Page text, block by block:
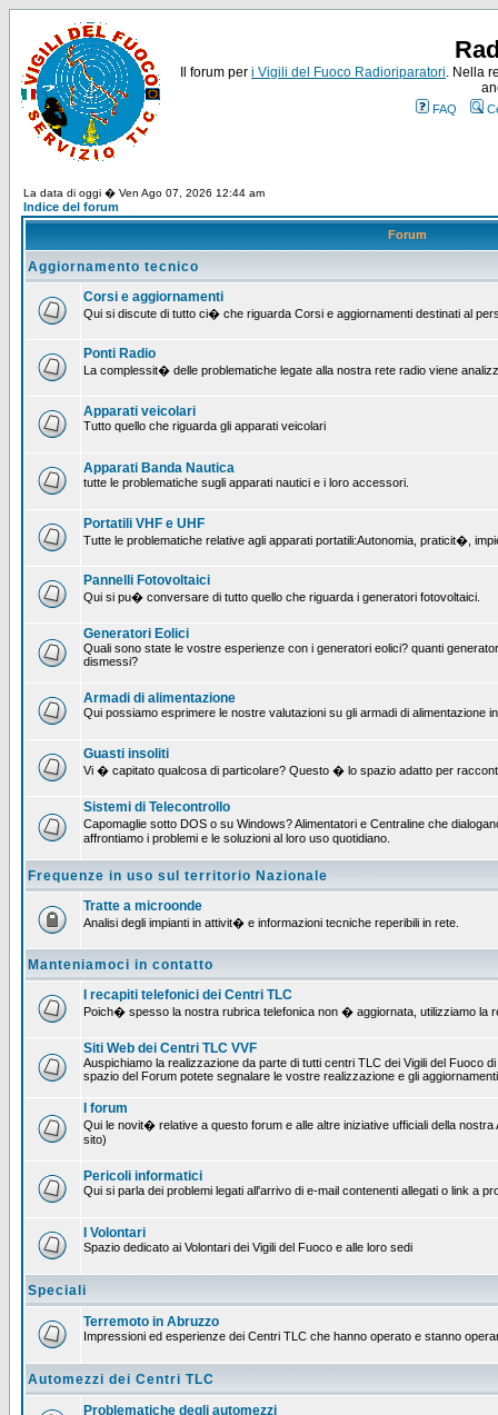
Il forum per i Vigili del Fuoco Radioriparatori. Nella
FAQ
La data di oggi � Ven Ago 07, 2026 12:44 am
Indice del forum
Forum
Aggiornamento tecnico
Corsi e aggiornamenti
Qui si discute di tutto ci� che riguarda Corsi e aggiornamenti destinati al
Ponti Radio
La complessit� delle problematiche legate alla nostra rete radio viene
Apparati veicolari
Tutto quello che riguarda gli apparati veicolari
Apparati Banda Nautica
tutte le problematiche sugli apparati nautici e i loro accessori.
Portatili VHF e UHF
Tutte le problematiche relative agli apparati portatili:Autonomia, praticit�,
Pannelli Fotovoltaici
Qui si pu� conversare di tutto quello che riguarda i generatori fotovoltaici.
Generatori Eolici
Quali sono state le vostre esperienze con i generatori eolici? quanti
dismessi?
Armadi di alimentazione
Qui possiamo esprimere le nostre valutazioni su gli armadi di alimentazione
Guasti insoliti
Vi � capitato qualcosa di particolare? Questo � lo spazio adatto per
Sistemi di Telecontrollo
Capomaglie sotto DOS o su Windows? Alimentatori e Centraline che
affrontiamo i problemi e le soluzioni al loro uso quotidiano.
Frequenze in uso sul territorio Nazionale
Tratte a microonde
Analisi degli impianti in attivit� e informazioni tecniche reperibili in rete.
Manteniamoci in contatto
I recapiti telefonici dei Centri TLC
Poich� spesso la nostra rubrica telefonica non � aggiornata, utilizziamo la
Siti Web dei Centri TLC VVF
Auspichiamo la realizzazione da parte di tutti centri TLC dei Vigili del Fuoco
spazio del Forum potete segnalare le vostre realizzazione e gli
I forum
Qui le novit� relative a questo forum e alle altre iniziative ufficiali della
sito)
Pericoli informatici
Qui si parla dei problemi legati all'arrivo di e-mail contenenti allegati o link a
I Volontari
Spazio dedicato ai Volontari dei Vigili del Fuoco e alle loro sedi
Speciali
Terremoto in Abruzzo
Impressioni ed esperienze dei Centri TLC che hanno operato e stanno
Automezzi dei Centri TLC
Problematiche degli automezzi